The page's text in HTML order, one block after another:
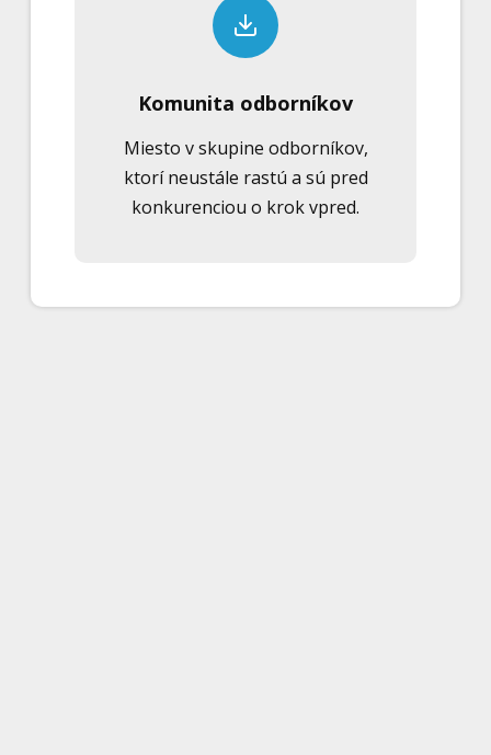
Komunita odborníkov
Miesto v skupine odborníkov,
ktorí neustále rastú a sú pred
konkurenciou o krok vpred.